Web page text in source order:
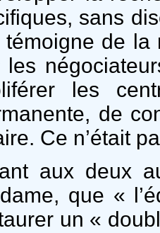
sans
témoigne de la
les
les
de
Ce n’était
aux deux
que «
un «